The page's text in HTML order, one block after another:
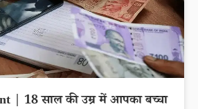
बच्चा